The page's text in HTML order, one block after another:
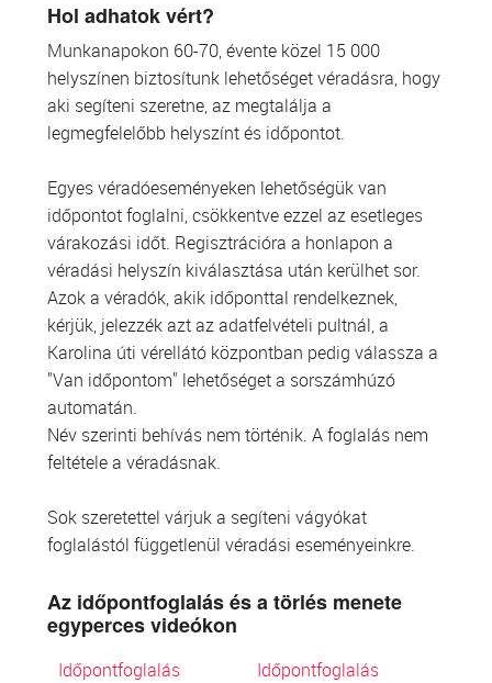
ŐSSEJT DONÁCIÓ
VÁRÓLISTÁK
Hol adhatok vért?
Munkanapokon 60-70, évente közel 15 000
helyszínen biztosítunk lehetőséget véradásra, hogy
aki segíteni szeretne, az megtalálja a
legmegfelelőbb helyszínt és időpontot.
Egyes véradóeseményeken lehetőségük van
időpontot foglalni, csökkentve ezzel az esetleges
várakozási időt. Regisztrációra a honlapon a
véradási helyszín kiválasztása után kerülhet sor.
Azok a véradók, akik időponttal rendelkeznek,
kérjük, jelezzék azt az adatfelvételi pultnál, a
Karolina úti vérellátó központban pedig válassza a
"Van időpontom" lehetőséget a sorszámhúzó
automatán.
Név szerinti behívás nem történik. A foglalás nem
feltétele a véradásnak.
Sok szeretettel várjuk a segíteni vágyókat
foglalástól függetlenül véradási eseményeinkre.
Az időpontfoglalás és a törlés menete
egyperces videókon
Időpontfoglalás
Időpontfoglalás